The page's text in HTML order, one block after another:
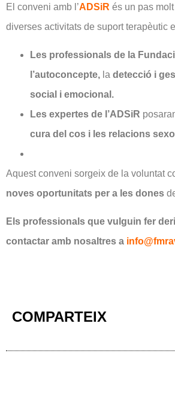
El conveni amb l’ADSiR és un pas
diverses activitats de suport terapèutic
Les professionals de la
l’autoconcepte, la detecció i
social i emocional.
Les expertes de l’ADSiR
cura del cos i les relacions
Aquest conveni sorgeix de la voluntat
noves oportunitats per a les dones
Els professionals que vulguin fer
contactar amb nosaltres a
COMPARTEIX